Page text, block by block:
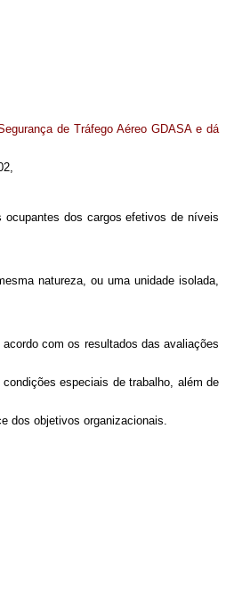
de Tráfego Aéreo GDASA e dá
ocupantes dos cargos efetivos de níveis
natureza, ou uma unidade isolada,
com os resultados das avaliações
especiais de trabalho, além de
dos objetivos organizacionais.